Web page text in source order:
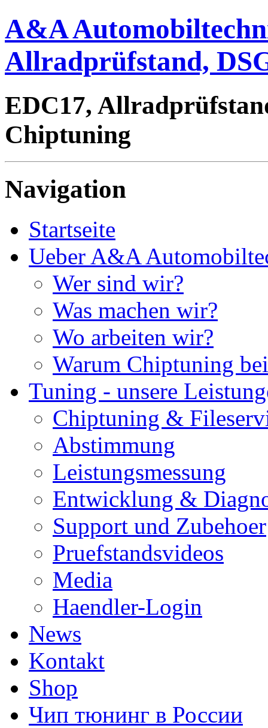
A&A
Allradprüfstand,
EDC17,
Chiptuning
Navigation
Startseite
Ueber A&A
Wer sind wir?
Was machen wir?
Wo arbeiten wir?
Warum Chiptuning
Tuning - unsere
Chiptuning &
Abstimmung
Leistungsmessung
Entwicklung &
Support und Zubehoer
Pruefstandsvideos
Media
Haendler-Login
News
Kontakt
Shop
Чип тюнинг в России